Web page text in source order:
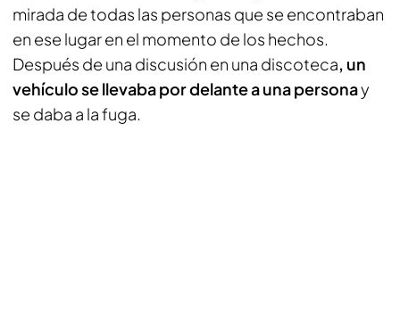
mirada de todas las personas que se encontraban
en ese lugar en el momento de los hechos.
Después de una discusión en una discoteca, un
vehículo se llevaba por delante a una personay
se daba a la fuga.